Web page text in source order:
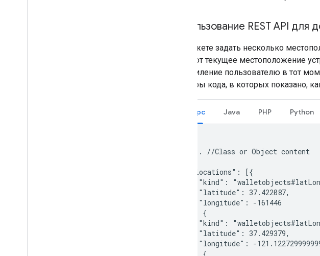
Использование REST API
Вы можете задать несколько
сверяют текущее местоположение
уведомление пользователю в тот
примеры кода, в которых показано,
Ресурс Java PHP Python
  ... //Class or Object content
  "locations": [{
"kind":
    "latitude": 37.422087,
    "longitude": -161446
  }, {
"kind":
    "latitude": 37.429379,
"longitude": -
  }, {